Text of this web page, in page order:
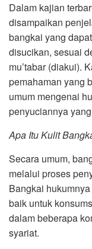
Dalam kajian
disampaikan
bangkai yang
disucikan, sesuai
mu’tabar (diakui).
pemahaman yang
umum mengenai
penyuciannya
Apa Itu Kulit
Secara umum,
melalui proses
Bangkai
baik untuk
dalam beberapa
syariat.